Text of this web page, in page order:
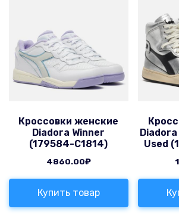
Кроссовки женские
Diadora Winner
(179584-C1814)
4860.00₽
Купить товар
Used